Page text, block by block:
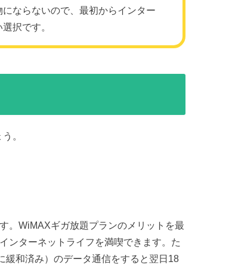
ならないので、最初からインター
択です。
。
。WiMAXギガ放題プランのメリットを最
ンターネットライフを満喫できます。た
緩和済み）のデータ通信をすると翌日18